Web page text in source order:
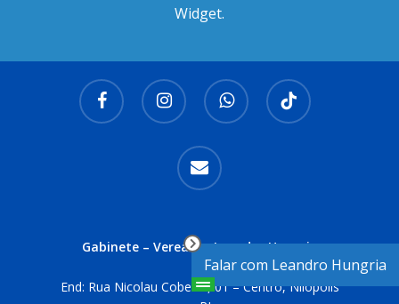
Widget.
facebook instagram whatsapp tiktok
email
Gabinete – Vereador Leandro Hungria
End: Rua Nicolau Cobelas, 01 – Centro, Nilópolis
Falar com Leandro Hungria